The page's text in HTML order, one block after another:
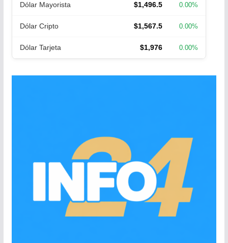
Dólar Mayorista $1,496.5 0.00%
Dólar Cripto $1,567.5 0.00%
Dólar Tarjeta $1,976 0.00%